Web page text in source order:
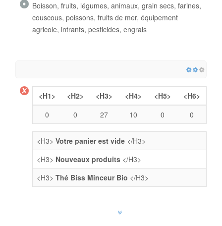
Boisson, fruits, légumes, animaux, grain secs, farines,
couscous, poissons, fruits de mer, équipement
agricole, intrants, pesticides, engrais
<H1> <H2> <H3> <H4> <H5>
<H6>
0
0 27 10 0 0
<H3> Votre panier est vide </H3>
<H3> Nouveaux produits </H3>
<H3> Thé Biss Minceur Bio </H3>